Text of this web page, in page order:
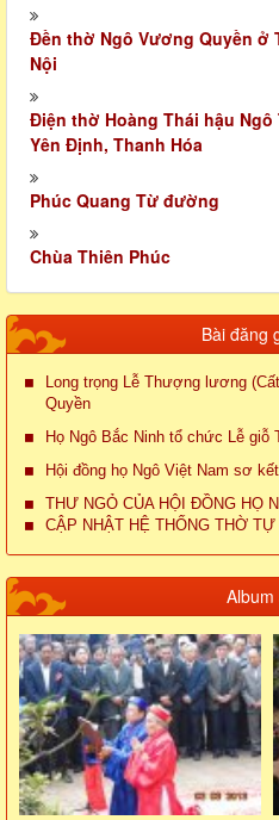
Đền thờ Ngô Vương Quyền ở
Nội
Điện thờ Hoàng Thái hậu
Yên Định, Thanh Hóa
Phúc Quang Từ đường
Chùa Thiên Phúc
Bài đăng
Long trọng Lễ Thượng lương
Quyền
Họ Ngô Bắc Ninh tổ chức Lễ
Hội đồng họ Ngô Việt Nam sơ
THƯ NGỎ CỦA HỘI ĐỒNG HỌ
CẬP NHẬT HỆ THỐNG THỜ TỰ
Album